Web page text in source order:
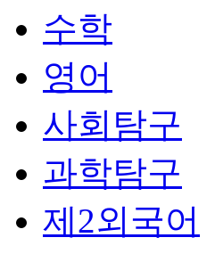
수학
영어
사회탐구
과학탐구
제2외국어